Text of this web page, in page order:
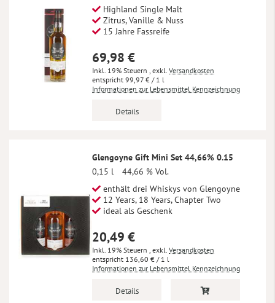
Highland Single Malt
Zitrus, Vanille & Nuss
15 Jahre Fassreife
69,98 €
Inkl. 19% Steuern , exkl. Versandkosten
99,97 € / 1 l
Informationen zur Lebensmittel Kennzeichnung
Details
Glengoyne Gift Mini Set 44,66% 0.15
0,15 l
44,66 % Vol.
enthält drei Whiskys von Glengoyne
12 Years, 18 Years, Chapter Two
ideal als Geschenk
20,49 €
Inkl. 19% Steuern , exkl. Versandkosten
136,60 € / 1 l
Informationen zur Lebensmittel Kennzeichnung
Details